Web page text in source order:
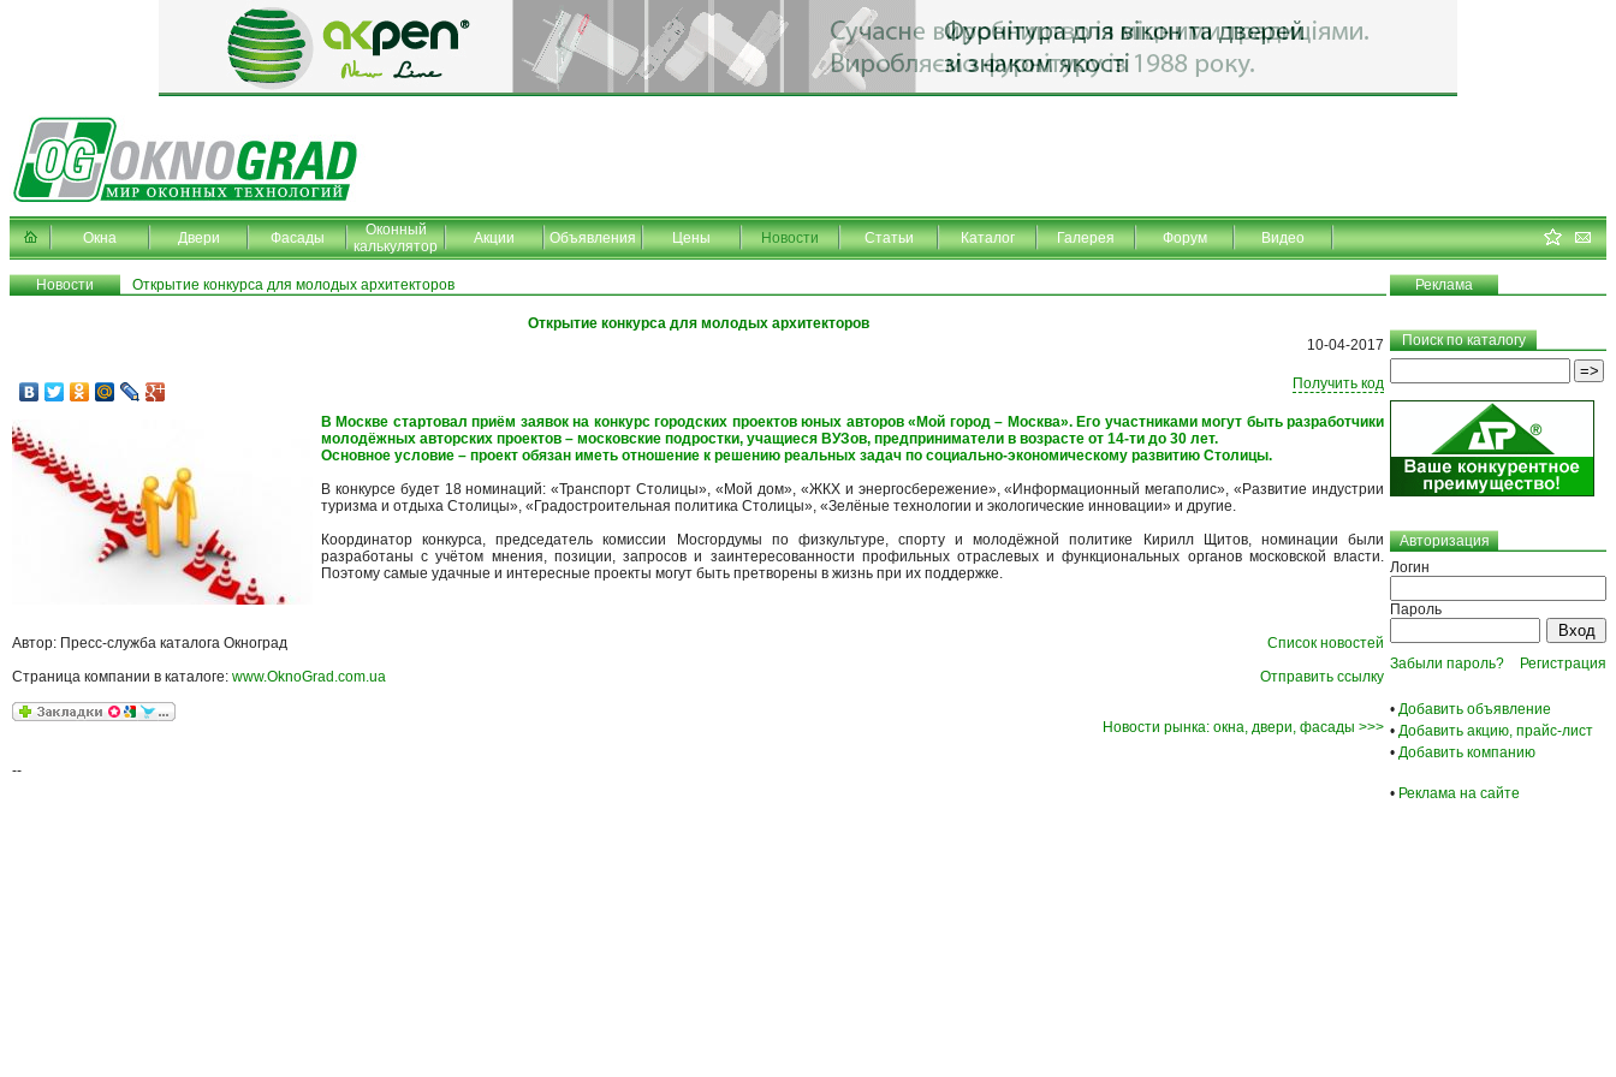
Окна Двери Фасады
Оконный
калькулятор
Акции Объявления Цены Новости Статьи Каталог Галерея Форум Видео
Новости Открытие конкурса для молодых архитекторов Реклама
Открытие конкурса для молодых архитекторов
10-04-2017
Получить код
В Москве стартовал приём заявок на конкурс городских проектов юных авторов «Мой город – Москва». Его участниками могут быть разработчики
молодёжных авторских проектов – московские подростки, учащиеся ВУЗов, предприниматели в возрасте от 14-ти до 30 лет.
Основное условие – проект обязан иметь отношение к решению реальных задач по социально-экономическому развитию Столицы.
В конкурсе будет 18 номинаций: «Транспорт Столицы», «Мой дом», «ЖКХ и энергосбережение», «Информационный мегаполис», «Развитие индустрии
туризма и отдыха Столицы», «Градостроительная политика Столицы», «Зелёные технологии и экологические инновации» и другие.
Координатор конкурса, председатель комиссии Мосгордумы по физкультуре, спорту и молодёжной политике Кирилл Щитов, номинации были
разработаны с учётом мнения, позиции, запросов и заинтересованности профильных отраслевых и функциональных органов московской власти.
Поэтому самые удачные и интересные проекты могут быть претворены в жизнь при их поддержке.
Автор: Пресс-служба каталога Окноград
Страница компании в каталоге: www.OknoGrad.com.ua
Список новостей
Отправить ссылку
Новости рынка: окна, двери, фасады >>>
--
Поиск по каталогу
Авторизация
Логин
Пароль
Забыли пароль? Регистрация
• Добавить объявление
• Добавить акцию, прайс-лист
• Добавить компанию
• Реклама на сайте